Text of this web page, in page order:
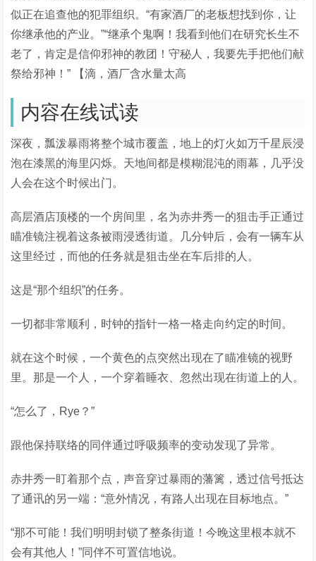
似正在追查他的犯罪组织。“有家酒厂的老板想找到你，让
你继承他的产业。”“继承个鬼啊！我看到他们在研究长生不
老了，肯定是信仰邪神的教团！守秘人，我要先手把他们献
祭给邪神！” 【滴，酒厂含水量太高
内容在线试读
深夜，瓢泼暴雨将整个城市覆盖，地上的灯火如万千星辰浸
泡在漆黑的海里闪烁。天地间都是模糊混沌的雨幕，几乎没
人会在这个时候出门。
高层酒店顶楼的一个房间里，名为赤井秀一的狙击手正通过
瞄准镜注视着这条被雨浸透街道。几分钟后，会有一辆车从
这里经过，而他的任务就是狙击坐在车后排的人。
这是“那个组织”的任务。
一切都非常顺利，时钟的指针一格一格走向约定的时间。
就在这个时候，一个黄色的点突然出现在了瞄准镜的视野
里。那是一个人，一个穿着睡衣、忽然出现在街道上的人。
“怎么了，Rye？”
跟他保持联络的同伴通过呼吸频率的变动发现了异常。
赤井秀一盯着那个点，声音穿过暴雨的藩篱，透过信号抵达
了通讯的另一端：“意外情况，有路人出现在目标地点。”
“那不可能！我们明明封锁了整条街道！今晚这里根本就不
会有其他人！”同伴不可置信地说。